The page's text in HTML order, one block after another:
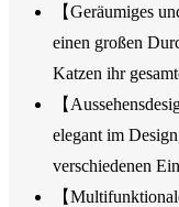
【Geräumiges
einen großen
Katzen ihr
【
elegant im
verschiedenen
【